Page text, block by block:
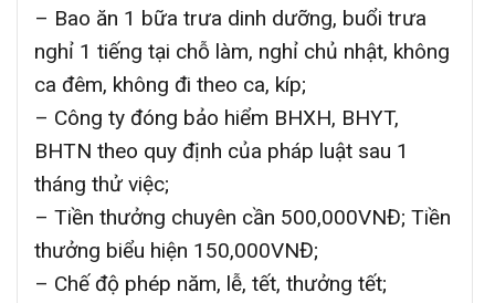
– Bao ăn 1 bữa trưa dinh dưỡng, buổi trưa
nghỉ 1 tiếng tại chỗ làm, nghỉ chủ nhật, không
ca đêm, không đi theo ca, kíp;
– Công ty đóng bảo hiểm BHXH, BHYT,
BHTN theo quy định của pháp luật sau 1
tháng thử việc;
– Tiền thưởng chuyên cần 500,000VNĐ; Tiền
thưởng biểu hiện 150,000VNĐ;
– Chế độ phép năm, lễ, tết, thưởng tết;